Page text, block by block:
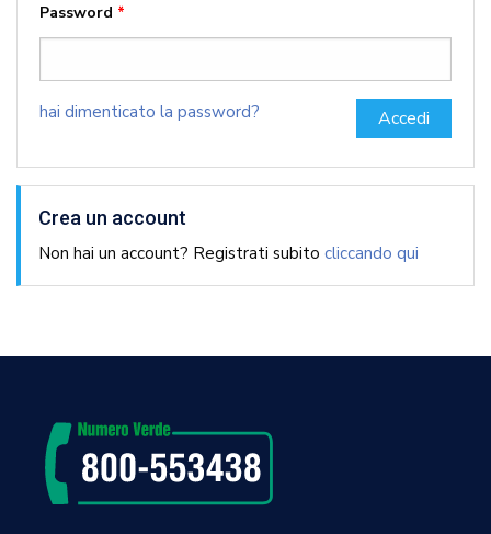
Password *
hai dimenticato la password?
Crea un account
Non hai un account? Registrati subito cliccando qui